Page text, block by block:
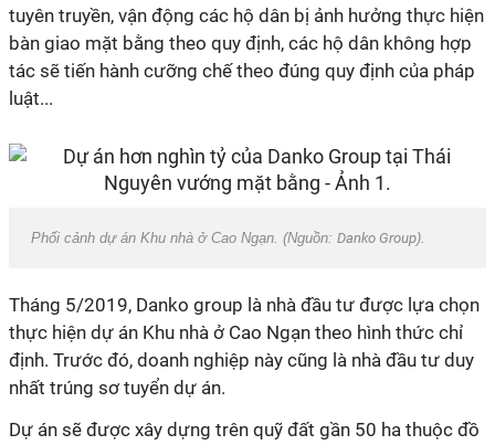
tuyên truyền, vận động các hộ dân bị ảnh hưởng thực hiện
bàn giao mặt bằng theo quy định, các hộ dân không hợp
tác sẽ tiến hành cưỡng chế theo đúng quy định của pháp
luật...
Phối cảnh dự án Khu nhà ở Cao Ngạn. (Nguồn: Danko Group).
Tháng 5/2019, Danko group là nhà đầu tư được lựa chọn
thực hiện dự án Khu nhà ở Cao Ngạn theo hình thức chỉ
định. Trước đó, doanh nghiệp này cũng là nhà đầu tư duy
nhất trúng sơ tuyển dự án.
Dự án sẽ được xây dựng trên quỹ đất gần 50 ha thuộc đồ